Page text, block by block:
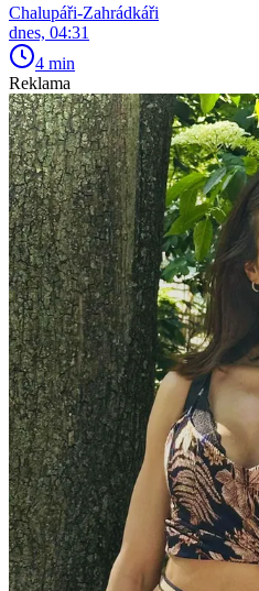
Chalupáři-Zahrádkáři
dnes, 04:31
4 min
Reklama